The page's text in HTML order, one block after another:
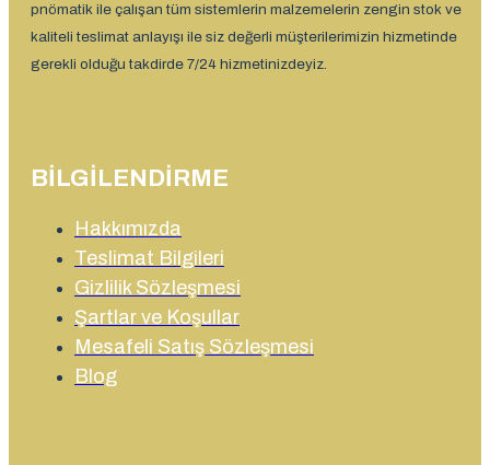
pnömatik ile çalışan tüm sistemlerin malzemelerin zengin stok ve
kaliteli teslimat anlayışı ile siz değerli müşterilerimizin hizmetinde
gerekli olduğu takdirde 7/24 hizmetinizdeyiz.
BILGILENDIRME
Hakkımızda
Teslimat Bilgileri
Gizlilik Sözleşmesi
Şartlar ve Koşullar
Mesafeli Satış Sözleşmesi
Blog